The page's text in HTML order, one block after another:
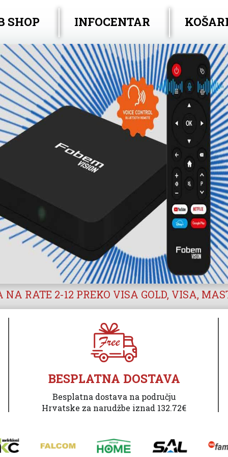
SHOP INFOCENTAR
NA RATE 2-12 PREKO VISA GOLD, VISA,
BESPLATNA DOSTAVA
Besplatna dostava na području
Hrvatske za narudžbe iznad 132.72€